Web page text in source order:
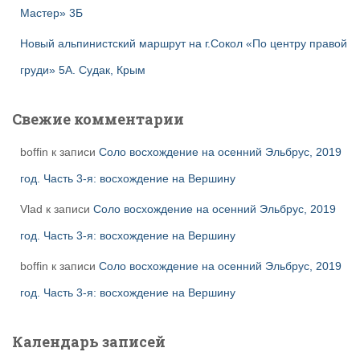
Мастер» 3Б
Новый альпинистский маршрут на г.Сокол «По центру правой
груди» 5А. Судак, Крым
Свежие комментарии
boffin к записи Соло восхождение на осенний Эльбрус, 2019
год. Часть 3-я: восхождение на Вершину
Vlad к записи Соло восхождение на осенний Эльбрус, 2019
год. Часть 3-я: восхождение на Вершину
boffin к записи Соло восхождение на осенний Эльбрус, 2019
год. Часть 3-я: восхождение на Вершину
Календарь записей